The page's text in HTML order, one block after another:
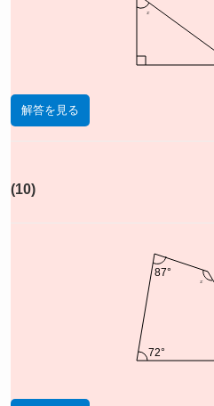
x
解答を見る
(10)
87°
72°
x